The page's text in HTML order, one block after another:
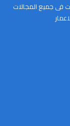
فى جميع المجالات